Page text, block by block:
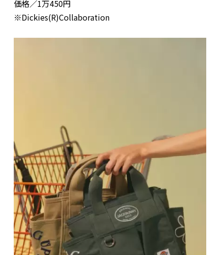
価格／1万450円
※Dickies(R)Collaboration